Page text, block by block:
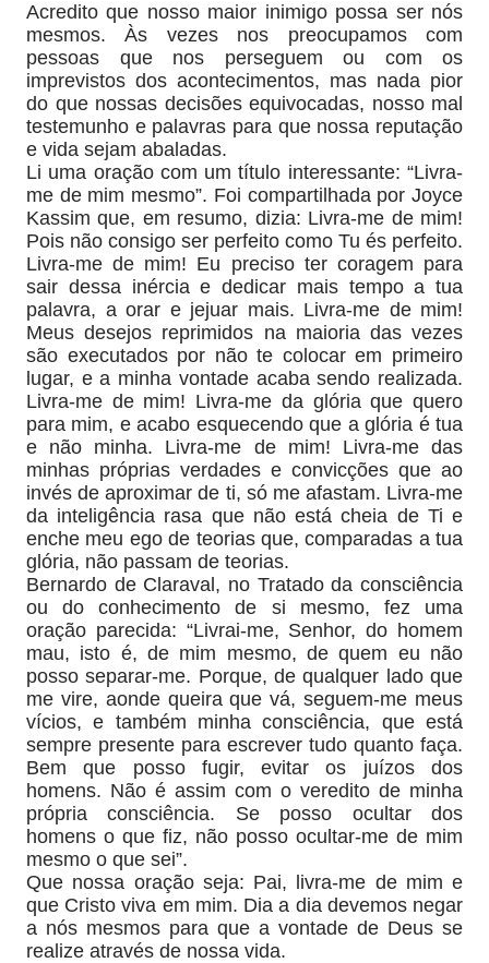
Acredito que nosso maior inimigo possa ser nós
mesmos. Às vezes nos preocupamos com
pessoas que nos perseguem ou com os
imprevistos dos acontecimentos, mas nada pior
do que nossas decisões equivocadas, nosso mal
testemunho e palavras para que nossa reputação
e vida sejam abaladas.
Li uma oração com um título interessante: “Livra-
me de mim mesmo”. Foi compartilhada por Joyce
Kassim que, em resumo, dizia: Livra-me de mim!
Pois não consigo ser perfeito como Tu és perfeito.
Livra-me de mim! Eu preciso ter coragem para
sair dessa inércia e dedicar mais tempo a tua
palavra, a orar e jejuar mais. Livra-me de mim!
Meus desejos reprimidos na maioria das vezes
são executados por não te colocar em primeiro
lugar, e a minha vontade acaba sendo realizada.
Livra-me de mim! Livra-me da glória que quero
para mim, e acabo esquecendo que a glória é tua
e não minha. Livra-me de mim! Livra-me das
minhas próprias verdades e convicções que ao
invés de aproximar de ti, só me afastam. Livra-me
da inteligência rasa que não está cheia de Ti e
enche meu ego de teorias que, comparadas a tua
glória, não passam de teorias.
Bernardo de Claraval, no Tratado da consciência
ou do conhecimento de si mesmo, fez uma
oração parecida: “Livrai-me, Senhor, do homem
mau, isto é, de mim mesmo, de quem eu não
posso separar-me. Porque, de qualquer lado que
me vire, aonde queira que vá, seguem-me meus
vícios, e também minha consciência, que está
sempre presente para escrever tudo quanto faça.
Bem que posso fugir, evitar os juízos dos
homens. Não é assim com o veredito de minha
própria consciência. Se posso ocultar dos
homens o que fiz, não posso ocultar-me de mim
mesmo o que sei”.
Que nossa oração seja: Pai, livra-me de mim e
que Cristo viva em mim. Dia a dia devemos negar
a nós mesmos para que a vontade de Deus se
realize através de nossa vida.